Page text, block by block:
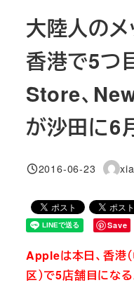
大陸人の
香港で5つ
Store、
が沙田に6
投稿日
2016-06-23
著
Save
Appleは本日、香港
区）で5店舗目にな